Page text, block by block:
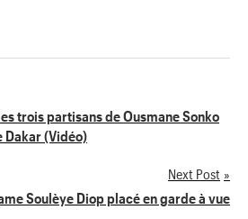
trois partisans de Ousmane Sonko
(Vidéo)
Next Post
Soulèye Diop placé en garde à vue